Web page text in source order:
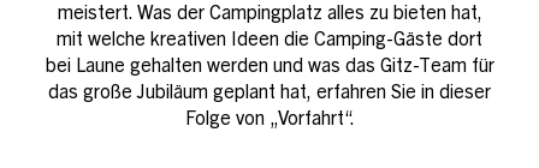
meistert. Was der Campingplatz alles zu bieten hat,
mit welche kreativen Ideen die Camping-Gäste dort
bei Laune gehalten werden und was das Gitz-Team für
das große Jubiläum geplant hat, erfahren Sie in dieser
Folge von „Vorfahrt“.